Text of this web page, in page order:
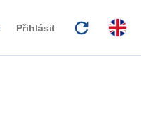
Přihlásit refresh